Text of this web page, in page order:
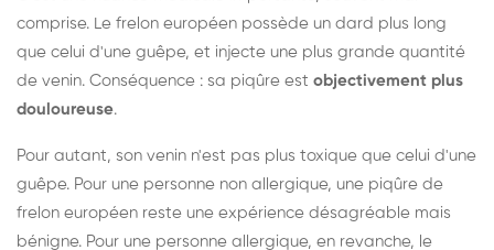
comprise. Le frelon européen possède un dard plus long
que celui d'une guêpe, et injecte une plus grande quantité
de venin. Conséquence : sa piqûre est objectivement plus
douloureuse.
Pour autant, son venin n'est pas plus toxique que celui d'une
guêpe. Pour une personne non allergique, une piqûre de
frelon européen reste une expérience désagréable mais
bénigne. Pour une personne allergique, en revanche, le